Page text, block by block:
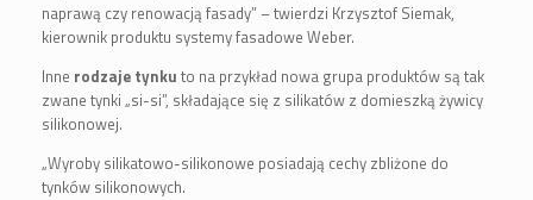
naprawą czy renowacją fasady” – twierdzi Krzysztof Siemak,
kierownik produktu systemy fasadowe Weber.
Inne rodzaje tynku to na przykład nowa grupa produktów są tak
zwane tynki „si-si”, składające się z silikatów z domieszką żywicy
silikonowej.
„Wyroby silikatowo-silikonowe posiadają cechy zbliżone do
tynków silikonowych.